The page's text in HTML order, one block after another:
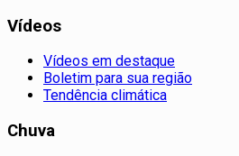
Vídeos
Vídeos em destaque
Boletim para sua região
Tendência climática
Chuva